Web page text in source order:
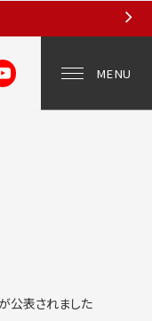
MENU
公表されました